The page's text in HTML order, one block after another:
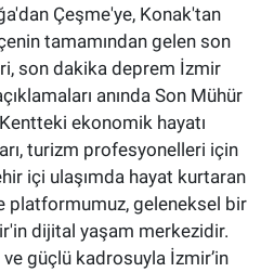
Çeşme'ye, Konak'tan
tamamından gelen son
son dakika deprem İzmir
anında Son Mühür
ekonomik hayatı
turizm profesyonelleri için
içi ulaşımda hayat kurtaran
platformumuz, geleneksel bir
dijital yaşam merkezidir.
güçlü kadrosuyla İzmir’in